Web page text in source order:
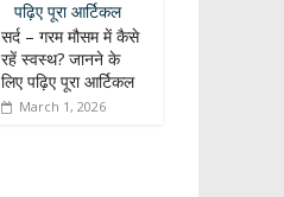
सर्द – गरम मौसम में कैसे
रहें स्वस्थ? जानने के
लिए पढ़िए पूरा आर्टिकल
March 1, 2026